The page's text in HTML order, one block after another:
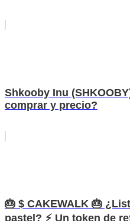
Shkooby Inu
comprar y precio?
🎂 $ CAKEWALK 🎂
pastel? ⚡️ Un token de